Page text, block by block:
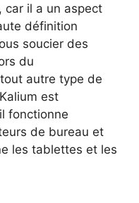
car il a un aspect
définition
soucier des
du
autre type de
est
fonctionne
de bureau et
les tablettes et les